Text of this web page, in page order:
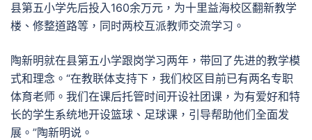
县第五小学先后投入160余万元，为十里益海校区翻新教学
楼、修整道路等，同时两校互派教师交流学习。
陶新明就在县第五小学跟岗学习两年，带回了先进的教学模
式和理念。“在教联体支持下，我们校区目前已有两名专职
体育老师。我们在课后托管时间开设社团课，为有爱好和特
长的学生系统地开设篮球、足球课，引导帮助他们全面发
展。”陶新明说。